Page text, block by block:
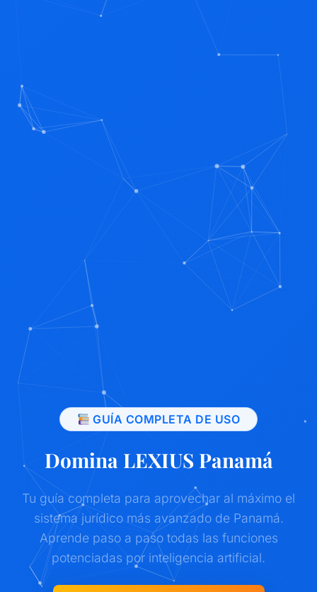
GUÍA COMPLETA DE USO
Domina LEXIUS Panamá
Tu guía completa para aprovechar al máximo el
sistema jurídico más avanzado de Panamá.
Aprende paso a paso todas las funciones
potenciadas por inteligencia artificial.